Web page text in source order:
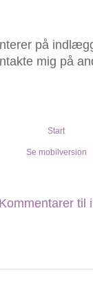
på
mig på
Start
Se mobilversion
Kommentarer til